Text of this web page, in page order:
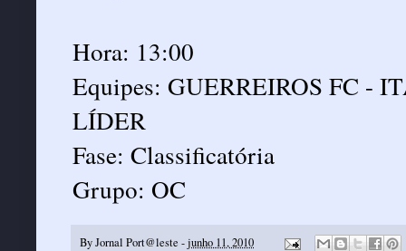
Hora: 13:00
Equipes: GUERREIROS FC -
LÍDER
Fase: Classificatória
Grupo: OC
ByJornal Port@leste -junho 11, 2010